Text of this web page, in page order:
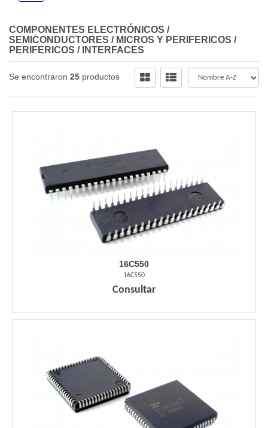
COMPONENTES ELECTRÓNICOS /
SEMICONDUCTORES / MICROS Y PERIFERICOS /
PERIFERICOS / INTERFACES
Se encontraron 25 productos
16C550
16C550
Consultar